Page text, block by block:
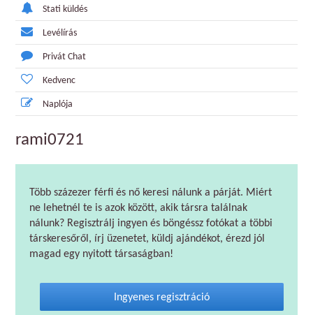
Stati küldés
Levélírás
Privát Chat
Kedvenc
Naplója
rami0721
Több százezer férfi és nő keresi nálunk a párját. Miért
ne lehetnél te is azok között, akik társra találnak
nálunk? Regisztrálj ingyen és böngéssz fotókat a többi
társkeresőről, írj üzenetet, küldj ajándékot, érezd jól
magad egy nyitott társaságban!
Ingyenes regisztráció